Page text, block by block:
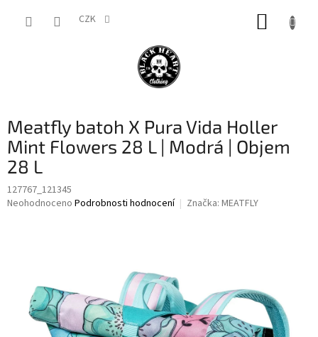
CZK
Meatfly batoh X Pura Vida Holler
Mint Flowers 28 L | Modrá | Objem
28 L
127767_121345
Průměrné
hvězdiček.
Neohodnoceno Podrobnosti hodnocení Značka: MEATFLY